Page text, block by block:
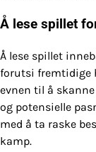
Å lese spillet
Å lese spillet
forutsi fremtidige
evnen til å
og potensielle
med å ta raske
kamp.